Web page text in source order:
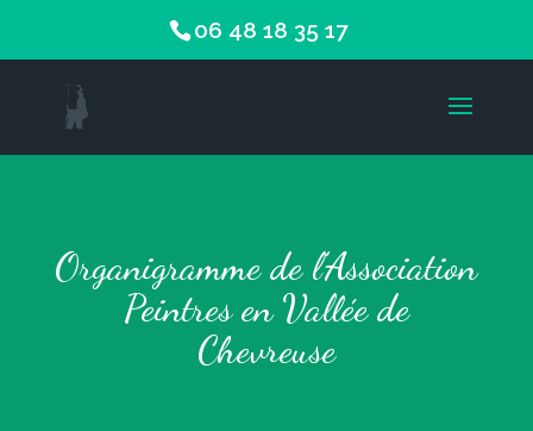
06 48 18 35 17
Organigramme de l’Association
Peintres en Vallée de
Chevreuse